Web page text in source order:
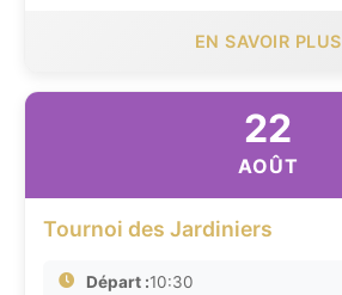
EN SAVOIR PLUS
22
AOÛT
Tournoi des Jardiniers
Départ :10:30